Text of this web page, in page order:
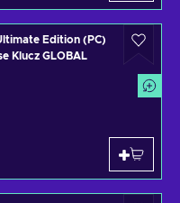
Edition (PC)
Klucz GLOBAL